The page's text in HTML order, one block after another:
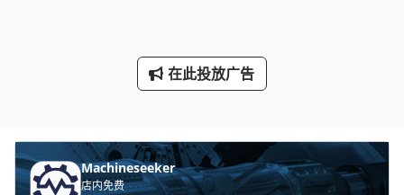
驾驶 员 座 椅
在此投放广告
Machineseeker
店内免费